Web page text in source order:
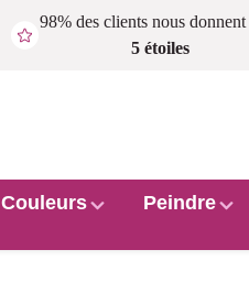
98% des clients nous donnent
5 étoiles
Couleurs Peindre